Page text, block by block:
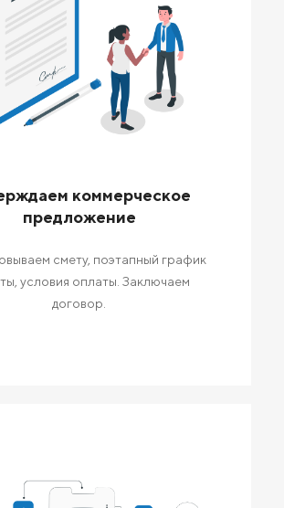
коммерческое
предложение
смету, поэтапный график
условия оплаты. Заключаем
договор.